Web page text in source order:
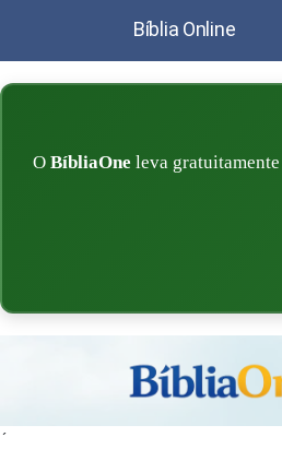
Bíblia Online
O BíbliaOne leva
´